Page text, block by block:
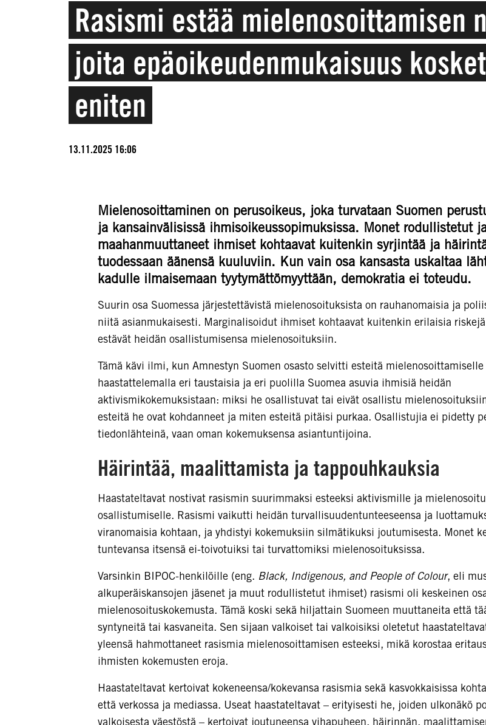
Rasismi estää mielenosoittamisen
joita epäoikeudenmukaisuus
eniten
13.11.2025 16:06
Mielenosoittaminen on perusoikeus, joka turvataan Suomen
ja kansainvälisissä ihmisoikeussopimuksissa. Monet rodullistetut
maahanmuuttaneetihmiset kohtaavat kuitenkin syrjintää ja
tuodessaan äänensä kuuluviin. Kun vain osa kansasta uskaltaa
kadulle ilmaisemaan tyytymättömyyttään, demokratia ei toteudu.
Suurin osa Suomessa järjestettävistä mielenosoituksista on rauhanomaisia ja
niitä asianmukaisesti. Marginalisoidut ihmiset kohtaavat kuitenkin erilaisia
estävät heidän osallistumisensa mielenosoituksiin.
Tämä kävi ilmi, kun Amnestyn Suomen osasto selvitti esteitä mielenosoittamiselle
haastattelemalla eri taustaisia ja eri puolilla Suomea asuvia ihmisiä heidän
aktivismikokemuksistaan: miksi he osallistuvat tai eivät osallistu
esteitä he ovat kohdanneet ja miten esteitä pitäisi purkaa. Osallistujia ei pidetty
tiedonlähteinä, vaan oman kokemuksensa asiantuntijoina.
Häirintää, maalittamista ja tappouhkauksia
Haastateltavat nostivat rasismin suurimmaksi esteeksi aktivismille ja
osallistumiselle. Rasismi vaikutti heidän turvallisuudentunteeseensa ja
viranomaisia kohtaan, ja yhdistyi kokemuksiin silmätikuksi joutumisesta. Monet
tuntevansa itsensä ei-toivotuiksi tai turvattomiksi mielenosoituksissa.
Varsinkin BIPOC-henkilöille (eng. Black, Indigenous, and People of Colour, eli
alkuperäiskansojen jäsenet ja muut rodullistetut ihmiset) rasismi oli keskeinen
mielenosoituskokemusta. Tämä koski sekä hiljattain Suomeen muuttaneita että
syntyneitä tai kasvaneita. Sen sijaan valkoiset tai valkoisiksi oletetut
yleensä hahmottaneet rasismia mielenosoittamisen esteeksi, mikä korostaa
ihmisten kokemusten eroja.
Haastateltavat kertoivat kokeneensa/kokevansa rasismia sekä kasvokkaisissa
että verkossa ja mediassa. Useat haastateltavat – erityisesti he, joiden ulkonäkö
valkoisesta väestöstä – kertoivat joutuneensa vihapuheen, häirinnän,